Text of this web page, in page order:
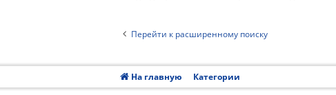
Перейти к расширенному поиску
На главную Категории